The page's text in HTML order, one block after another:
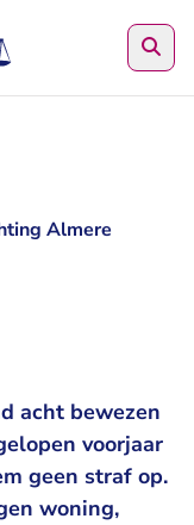
Almere
acht bewezen
voorjaar
geen straf op.
woning,